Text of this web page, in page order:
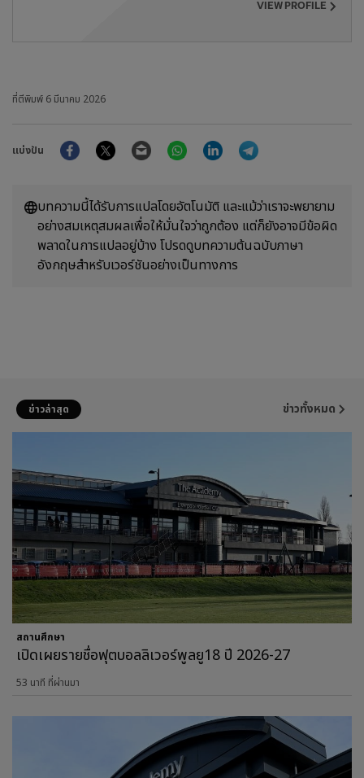
VIEW PROFILE
ที่ตีพิมพ์ 6 มีนาคม 2026
แบ่งปัน
FacebookTwitter Email WhatsAppLinkedIn
บทความนี้ได้รับการแปลโดยอัตโนมัติ และแม้ว่าเราจะพยายาม
อย่างสมเหตุสมผลเพื่อให้มั่นใจว่าถูกต้อง แต่ก็ยังอาจมีข้อผิด
พลาดในการแปลอยู่บ้าง โปรดดูบทความต้นฉบับภาษา
อังกฤษสำหรับเวอร์ชันอย่างเป็นทางการ
ข่าวล่าสุด ข่าวทั้งหมด
สถานศึกษา
เปิดเผยรายชื่อฟุตบอลลิเวอร์พูลยู18 ปี 2026-27
53 นาที ที่ผ่านมา